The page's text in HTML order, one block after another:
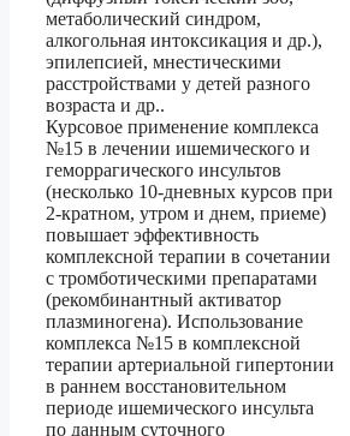
метаболический синдром,
алкогольная интоксикация и др.),
эпилепсией, мнестическими
расстройствами у детей разного
возраста и др..
Курсовое применение комплекса
№15 в лечении ишемического и
геморрагического инсультов
(несколько 10-дневных курсов при
2-кратном, утром и днем, приеме)
повышает эффективность
комплексной терапии в сочетании
с тромботическими препаратами
(рекомбинантный активатор
плазминогена). Использование
комплекса №15 в комплексной
терапии артериальной гипертонии
в раннем восстановительном
периоде ишемического инсульта
по данным суточного